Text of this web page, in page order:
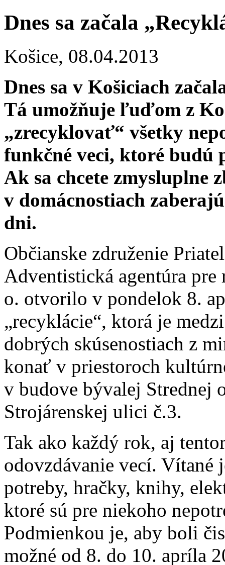
Dnes sa začala
Košice, 08.04.2013
Dnes sa v Košiciach
Tá umožňuje ľuďom z
„zrecyklovať“ všetky
funkčné veci, ktoré budú
Ak sa chcete zmysluplne
v domácnostiach
dni.
Občianske združenie
Adventistická agentúra
o. otvorilo v pondelok 8.
„recyklácie“, ktorá je
dobrých skúsenostiach z
konať v priestoroch
v budove bývalej Strednej
Strojárenskej ulici č.3.
Tak ako každý rok, aj
odovzdávanie vecí. Vítané
potreby, hračky, knihy,
ktoré sú pre niekoho
Podmienkou je, aby boli
možné od 8. do 10. apríla